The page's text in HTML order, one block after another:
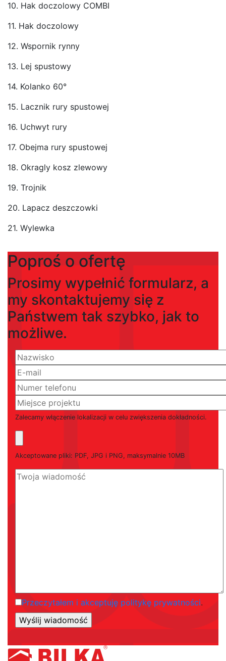
10. Hak doczolowy COMBI
11. Hak doczolowy
12. Wspornik rynny
13. Lej spustowy
14. Kolanko 60°
15. Lacznik rury spustowej
16. Uchwyt rury
17. Obejma rury spustowej
18. Okragly kosz zlewowy
19. Trojnik
20. Lapacz deszczowki
21. Wylewka
Poproś o ofertę
Prosimy wypełnić formularz, a
my skontaktujemy się z
Państwem tak szybko, jak to
możliwe.
Zalecamy włączenie lokalizacji w celu zwiększenia dokładności.
Akceptowane pliki: PDF, JPG i PNG, maksymalnie 10MB
Przeczytałem i akceptuję politykę prywatności.